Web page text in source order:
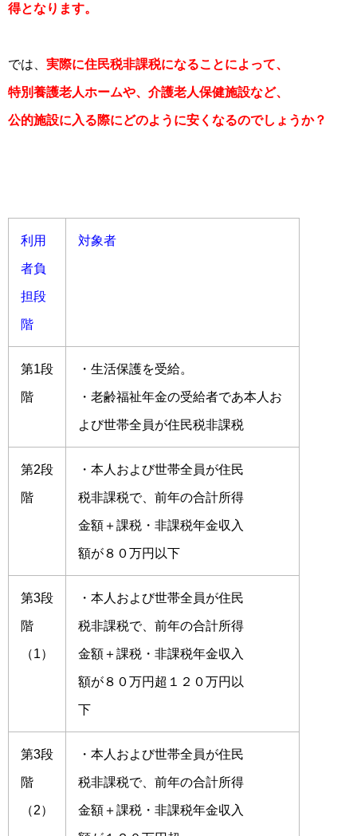
得となります。
では、 実際に住民税非課税になることによって、
特別養護老人ホームや、介護老人保健施設など、
公的施設に入る際にどのように安くなるのでしょうか？
利用
者負
担段
階
対象者
第1段
階
・生活保護を受給。
・老齢福祉年金の受給者であ本人お
よび世帯全員が住民税非課税
第2段
階
・本人および世帯全員が住民
税非課税で、前年の合計所得
金額＋課税・非課税年金収入
額が８０万円以下
第3段
階
（1）
・本人および世帯全員が住民
税非課税で、前年の合計所得
金額＋課税・非課税年金収入
額が８０万円超１２０万円以
下
第3段
階
（2）
・本人および世帯全員が住民
税非課税で、前年の合計所得
金額＋課税・非課税年金収入